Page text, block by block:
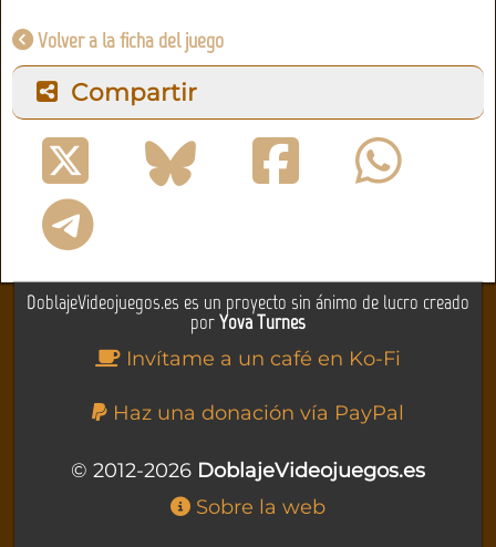
Volver a la ficha del juego
Compartir
DoblajeVideojuegos.es es un proyecto sin ánimo de lucro creado
porYova Turnes
Invítame a un café en Ko-Fi
Haz una donación vía PayPal
© 2012-2026 DoblajeVideojuegos.es
Sobre la web